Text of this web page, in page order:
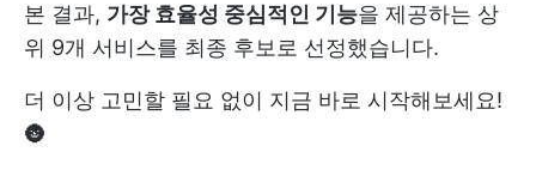
본 결과, 가장 효율성 중심적인 기능을 제공하는 상
위 9개 서비스를 최종 후보로 선정했습니다.
더 이상 고민할 필요 없이 지금 바로 시작해보세요!
🌚